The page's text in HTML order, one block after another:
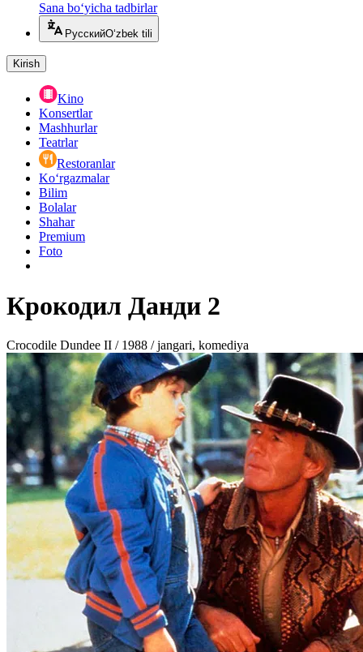
Sana bo‘yicha tadbirlar
РусскийO‘zbek tili
Kirish
Kino
Konsertlar
Mashhurlar
Teatrlar
Restoranlar
Ko‘rgazmalar
Bilim
Bolalar
Shahar
Premium
Foto
Крокодил Данди 2
Crocodile Dundee II / 1988 / jangari, komediya